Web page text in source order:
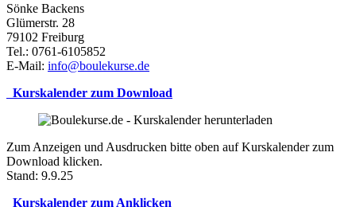
Sönke Backens
Glümerstr. 28
79102 Freiburg
Tel.: 0761-6105852
E-Mail: info@boulekurse.de
Kurskalender zum Download
Zum Anzeigen und Ausdrucken bitte oben aufKurskalender zum
Download klicken.
Stand: 9.9.25
Kurskalender zum Anklicken